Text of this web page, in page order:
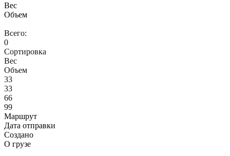
Вес
Объем
Всего:
0
Сортировка
Вес
Объем
33
33
66
99
Маршрут
Дата отправки
Создано
О грузе